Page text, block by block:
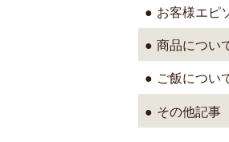
お客様エピ
商品につい
ご飯につい
その他記事